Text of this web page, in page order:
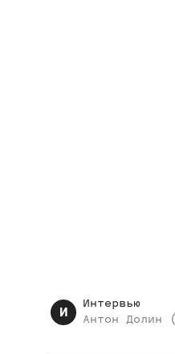
И
Интервью
Антон
Долин